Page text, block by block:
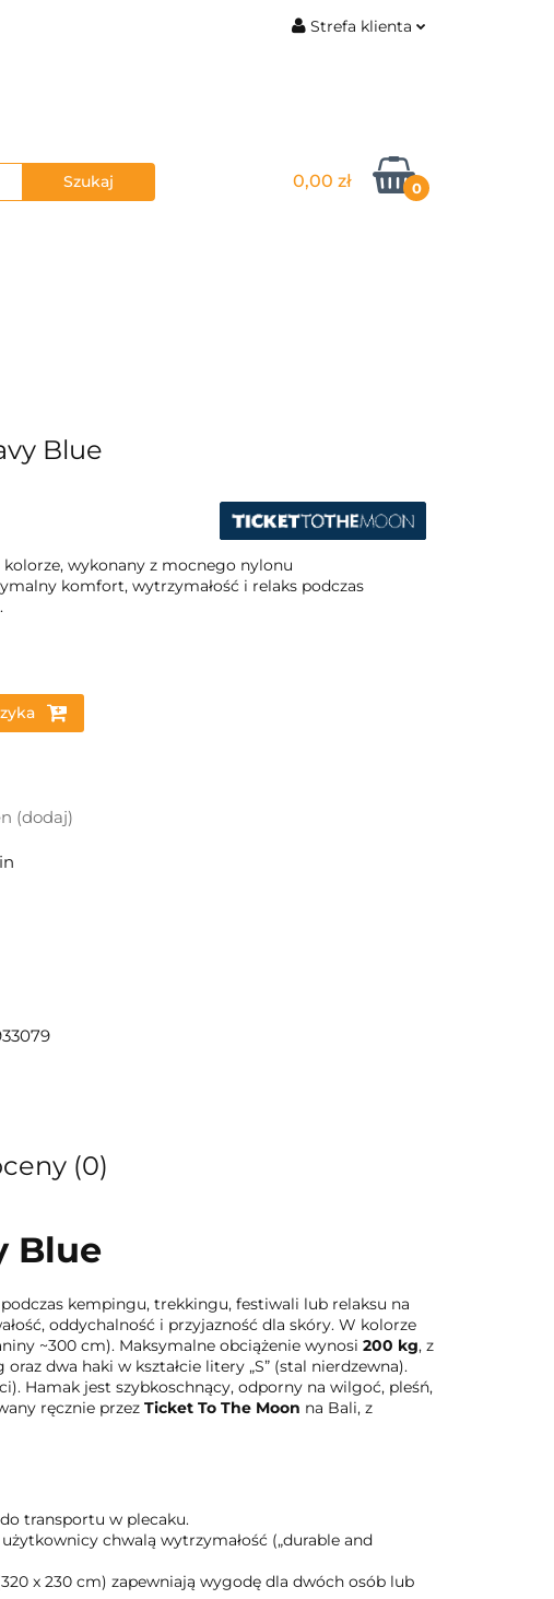
Strefa klienta
Zgody cookies
0,00 zł 0
Blue
wykonany z mocnego nylonu
komfort, wytrzymałość i relaks podczas
(dodaj)
(0)
Blue
kempingu, trekkingu, festiwali lub relaksu na
oddychalność i przyjazność dla skóry. W kolorze
~300 cm). Maksymalne obciążenie wynosi 200 kg, z
dwa haki w kształcie litery „S” (stal nierdzewna).
Hamak jest szybkoschnący, odporny na wilgoć, pleśń,
ręcznie przez Ticket To The Moon na Bali, z
do transportu w plecaku.
chwalą wytrzymałość („durable and
x 230 cm) zapewniają wygodę dla dwóch osób lub